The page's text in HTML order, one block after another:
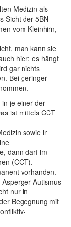
Medizin als
Sicht der 5BN
vom Kleinhirn,
man kann sie
hier: es hängt
gar nichts
Bei geringer
in je einer der
ist mittels CCT
sowie in
dann darf im
(CCT).
vorhanden.
Autismus
nur in
Begegnung mit